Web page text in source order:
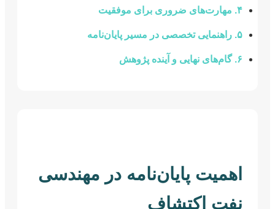
۴. مهارت‌های ضروری برای موفقیت
۵. راهنمایی تخصصی در مسیر پایان‌نامه
۶. گام‌های نهایی و آینده پژوهش
اهمیت پایان‌نامه در مهندسی
نفت اکتشاف